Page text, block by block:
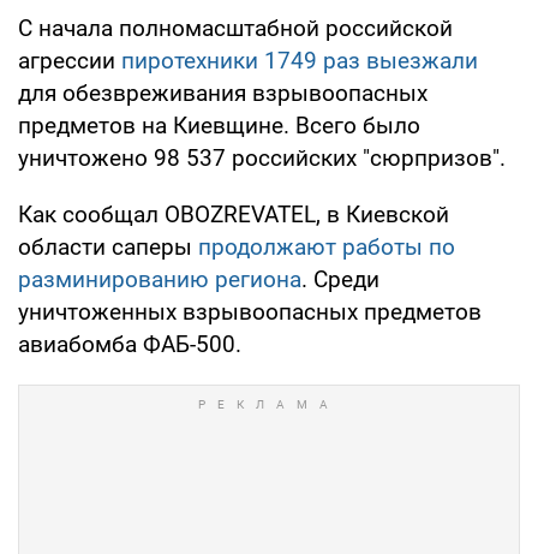
С начала полномасштабной российской
агрессии пиротехники 1749 раз выезжали
для обезвреживания взрывоопасных
предметов на Киевщине. Всего было
уничтожено 98 537 российских "сюрпризов".
Как сообщал OBOZREVATEL, в Киевской
области саперы продолжают работы по
разминированию региона. Среди
уничтоженных взрывоопасных предметов
авиабомба ФАБ-500.